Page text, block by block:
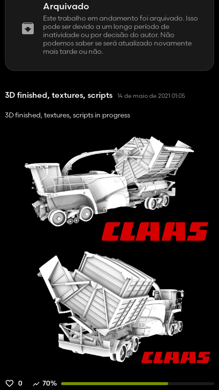
Arquivado
Este trabalho em andamento foi arquivado. Isso
pode ser devido a um longo período de
inatividade ou por decisão do autor. Não
podemos saber se será atualizado novamente
mais tarde ou não.
3D finished, textures, scripts 14 de maio de 2021 01:05
3D finished, textures, scripts in progress
0 70%